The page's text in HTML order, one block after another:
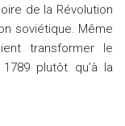
de la Révolution
soviétique. Même
transformer le
plutôt qu’à la